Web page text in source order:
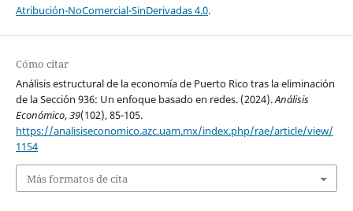
Atribución-NoComercial-SinDerivadas 4.0.
Cómo citar
Análisis estructural de la economía de Puerto Rico tras la eliminación
de la Sección 936: Un enfoque basado en redes. (2024).Análisis
Económico,39(102), 85-105.
https://analisiseconomico.azc.uam.mx/index.php/rae/article/view/
1154
Más formatos de cita